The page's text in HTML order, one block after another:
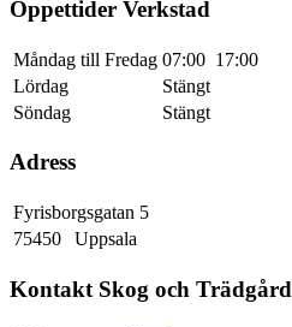
Öppettider Verkstad
Måndag till Fredag 07:00 17:00
Lördag
Stängt
Söndag
Stängt
Adress
Fyrisborgsgatan 5
75450
Uppsala
Kontakt Skog och Trädgård